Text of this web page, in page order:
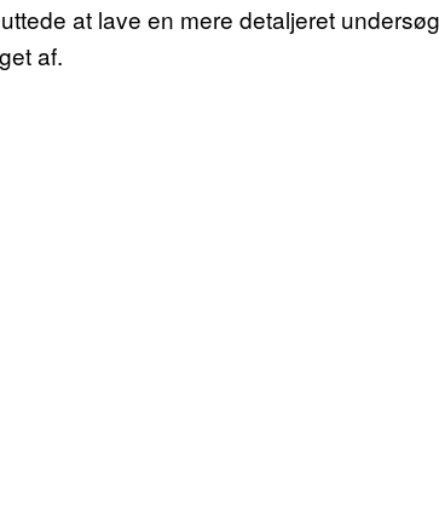
at lave en mere detaljeret
af.